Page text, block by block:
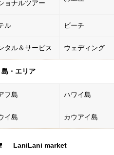
ョナルツアー
ル ビーチ
タル＆サービス ウェディング
島・エリア
フ島 ハワイ島
イ島 カウアイ島
LaniLani market